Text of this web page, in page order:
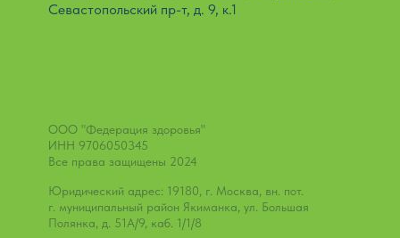
Юридический адрес: 19180, г. Москва, вн. пот.
г. муниципальный район Якиманка, ул. Большая
Полянка, д. 51А/9, каб. 1/1/8
Севастопольский пр-т, д. 9, к.1
ООО "Федерация здоровья"
ИНН 9706050345
Все права защищены 2024